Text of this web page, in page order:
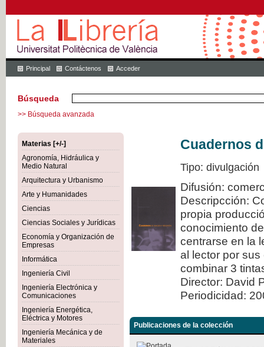
Principal Contáctenos Acceder
Búsqueda
>> Búsqueda avanzada
Materias [+/-]
Agronomía, Hidráulica y
Medio Natural
Arquitectura y Urbanismo
Arte y Humanidades
Ciencias
Ciencias Sociales y Jurídicas
Economía y Organización de
Empresas
Informática
Ingeniería Civil
Ingeniería Electrónica y
Comunicaciones
Ingeniería Energética,
Eléctrica y Motores
Ingeniería Mecánica y de
Materiales
Cuadernos
Tipo: divulgación
Difusión:
Descripcción:
propia
conocimiento
centrarse en la
al lector por
combinar 3
Director: David
Periodicidad:
Publicaciones de la colección